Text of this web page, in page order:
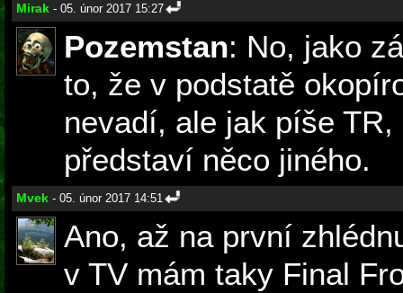
Mirak - 05. únor 2017 15:27
Pozemstan: No, jako
to, že v podstatě
nevadí, ale jak píše
představí něco jiného.
Mvek - 05. únor 2017 14:51
Ano, až na první
v TV mám taky Final